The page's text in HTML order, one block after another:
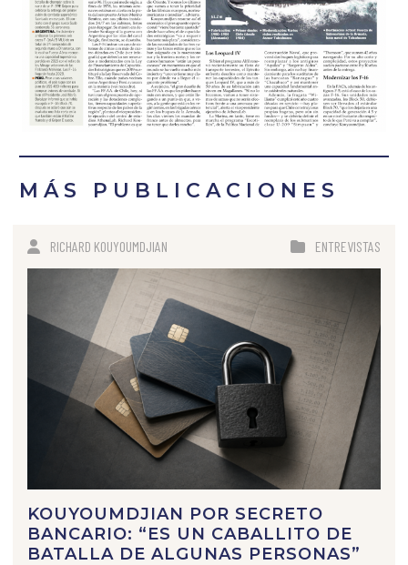
MÁS PUBLICACIONES
RICHARD KOUYOUMDJIAN ENTREVISTAS
KOUYOUMDJIAN POR SECRETO
BANCARIO: “ES UN CABALLITO DE
BATALLA DE ALGUNAS PERSONAS”